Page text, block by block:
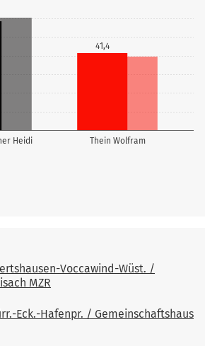
Heidi Thein Wolfram
41,4
Voccawind-Wüst. /
MZR
Eck.-Hafenpr. / Gemeinschaftshaus